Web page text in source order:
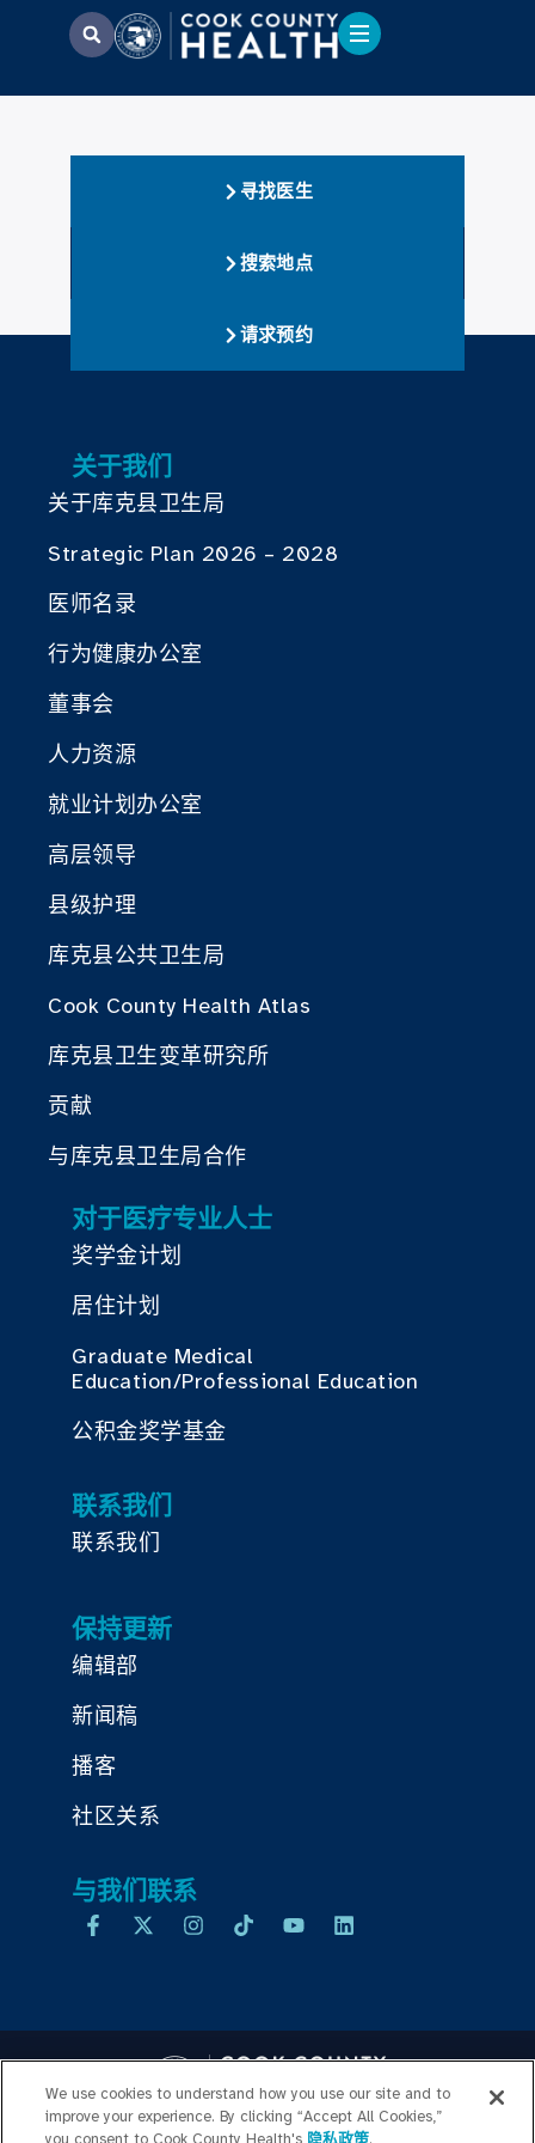
寻找医生
搜索地点
请求预约
关于我们
关于库克县卫生局
Strategic Plan 2026 – 2028
医师名录
行为健康办公室
董事会
人力资源
就业计划办公室
高层领导
县级护理
库克县公共卫生局
Cook County Health Atlas
库克县卫生变革研究所
贡献
与库克县卫生局合作
对于医疗专业人士
奖学金计划
居住计划
Graduate Medical
Education/Professional Education
公积金奖学基金
联系我们
联系我们
保持更新
编辑部
新闻稿
播客
社区关系
与我们联系
We use cookies to understand how you use our site and to
improve your experience. By clicking “Accept All Cookies,”